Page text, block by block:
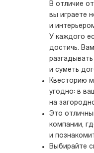
В отличие
вы играете
и
У каждого
достичь.
и суметь
Квесторию
угодно: в
на
Это
компании,
и
Выбирайте